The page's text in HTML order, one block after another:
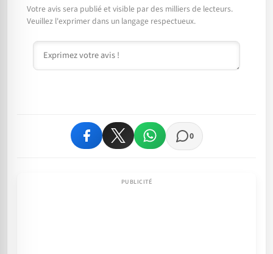
Votre avis sera publié et visible par des milliers de lecteurs.
Veuillez l'exprimer dans un langage respectueux.
Commentaire
0